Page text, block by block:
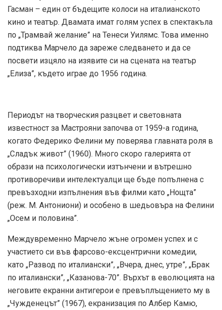
Гасман – един от бъдещите колоси на италианското
кино и театър. Двамата имат голям успех в спектакъла
по „Трамвай желание” на Тенеси Уилямс. Това именно
подтиква Марчело да зареже следването и да се
посвети изцяло на изявите си на сцената на театър
„Елиза”, където играе до 1956 година.
Периодът на творческия разцвет и световната
известност за Мастрояни започва от 1959-а година,
когато Федерико Фелини му поверява главната роля в
„Сладък живот” (1960). Много скоро галерията от
образи на психологически изтънчени и вътрешно
противоречиви интелектуалци ще бъде попълнена с
превъзходни изпълнения във филми като „Нощта”
(реж. М. Антониони) и особено в шедьовъра на Фелини
„Осем и половина”.
Междувременно Марчело жъне огромен успех и с
участието си във фарсово-ексцентрични комедии,
като „Развод по италиански”, „Вчера, днес, утре”, „Брак
по италиански”, „Казанова-70”. Върхът в еволюцията на
неговите екранни антигерои е превъплъщението му в
„Чужденецът” (1967), екранизация по Албер Камю,